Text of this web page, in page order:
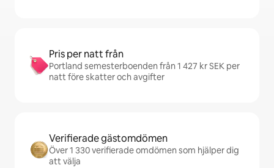
Pris per natt från
Portland semesterboenden från 1 427 kr SEK per
natt före skatter och avgifter
Verifierade gästomdömen
Över 1 330 verifierade omdömen som hjälper dig
att välja